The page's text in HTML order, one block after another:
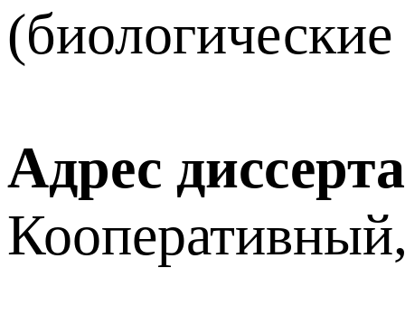
Адрес